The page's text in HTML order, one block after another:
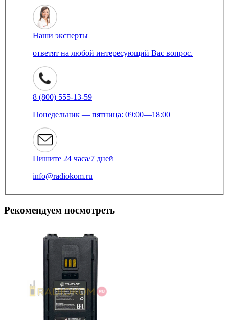
Наши эксперты
ответят на любой интересующий Вас вопрос.
8 (800) 555-13-59
Понедельник — пятница: 09:00—18:00
Пишите 24 часа/7 дней
info@radiokom.ru
Рекомендуем посмотреть